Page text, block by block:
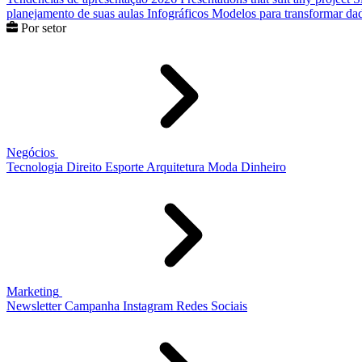
planejamento de suas aulas Infográficos Modelos para transformar
Por setor
Negócios
Tecnologia Direito Esporte Arquitetura Moda Dinheiro
Marketing
Newsletter Campanha Instagram Redes Sociais